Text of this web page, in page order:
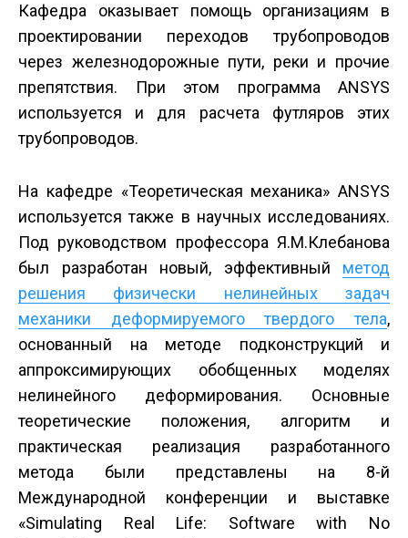
Кафедра оказывает помощь организациям в
проектировании переходов трубопроводов
через железнодорожные пути, реки и прочие
препятствия. При этом программа ANSYS
используется и для расчета футляров этих
трубопроводов.
На кафедре «Теоретическая механика» ANSYS
используется также в научных исследованиях.
Под руководством профессора Я.М.Клебанова
был разработан новый, эффективный метод
решения физически нелинейных задач
механики деформируемого твердого тела,
основанный на методе подконструкций и
аппроксимирующих обобщенных моделях
нелинейного деформирования. Основные
теоретические положения, алгоритм и
практическая реализация разработанного
метода были представлены на 8-й
Международной конференции и выставке
«Simulating Real Life: Software with No